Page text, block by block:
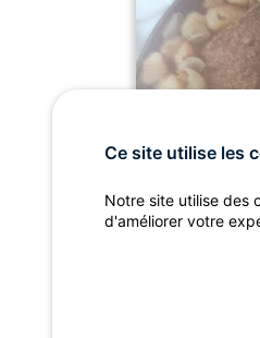
Ce site utilise les
Notre site utilise des
d'améliorer votre